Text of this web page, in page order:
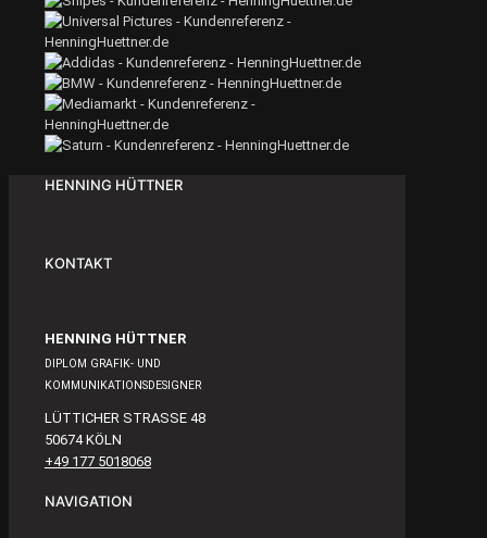
HENNING HÜTTNER
KONTAKT
HENNING HÜTTNER
DIPLOM GRAFIK- UND
KOMMUNIKATIONSDESIGNER
LÜTTICHER STRASSE 48
50674 KÖLN
+49 177 5018068
NAVIGATION